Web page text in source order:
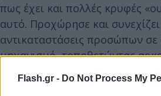
Flash.gr - Do Not Process My
πως έχει και πολλές κρυφές
αυτό. Προχώρησε και
αντικαταστάσεις προσώπων σε
μηχανισμό, τοποθετώντας
που έχουν ως κοινό
στον ίδιο, αδιαφορώντας για